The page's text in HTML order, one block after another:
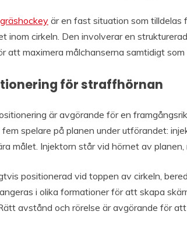
är en fast situation som
inom cirkeln. Den involverar en
att maximera målchanserna samtidigt
för straffhörnan
är avgörande för en
spelare på planen under utförandet:
målet. Injektorn står vid hörnet av
positionerad vid toppen av cirkeln,
i olika formationer för att skapa
avstånd och rörelse är avgörande för